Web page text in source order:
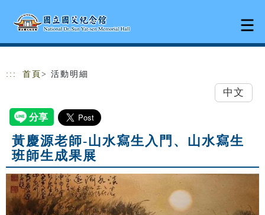
::: 首頁 > 活動明細
中文
黃慶源老師-山水寫生入門、山水寫生
班師生成果展